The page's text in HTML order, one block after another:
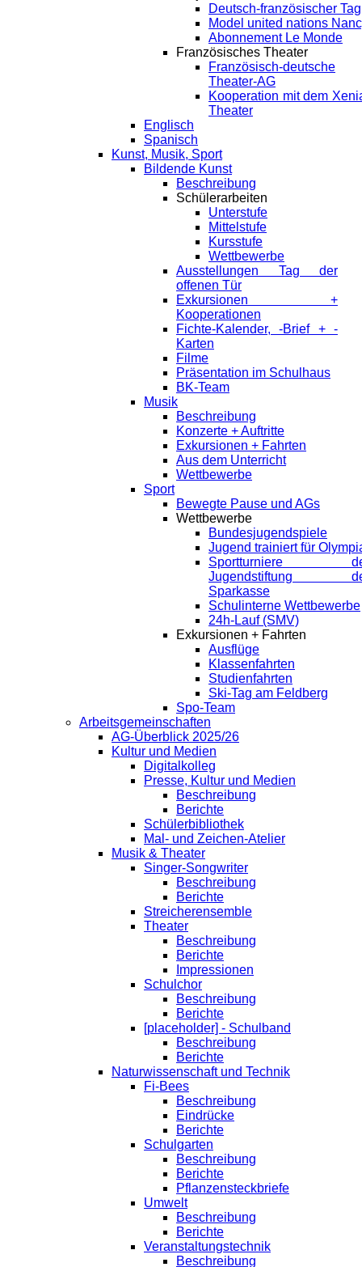
Deutsch-französischer Tag
Model united nations
Abonnement Le Monde
Französisches Theater
Französisch-deutsche
Theater-AG
Kooperation mit dem
Theater
Englisch
Spanisch
Kunst, Musik, Sport
Bildende Kunst
Beschreibung
Schülerarbeiten
Unterstufe
Mittelstufe
Kursstufe
Wettbewerbe
Ausstellungen Tag der
offenen Tür
Exkursionen +
Kooperationen
Fichte-Kalender, -Brief + -
Karten
Filme
Präsentation im Schulhaus
BK-Team
Musik
Beschreibung
Konzerte + Auftritte
Exkursionen + Fahrten
Aus dem Unterricht
Wettbewerbe
Sport
Bewegte Pause und AGs
Wettbewerbe
Bundesjugendspiele
Jugend trainiert für
Sportturniere
Jugendstiftung
Sparkasse
Schulinterne Wettbewerbe
24h-Lauf (SMV)
Exkursionen + Fahrten
Ausflüge
Klassenfahrten
Studienfahrten
Ski-Tag am Feldberg
Spo-Team
Arbeitsgemeinschaften
AG-Überblick 2025/26
Kultur und Medien
Digitalkolleg
Presse, Kultur und Medien
Beschreibung
Berichte
Schülerbibliothek
Mal- und Zeichen-Atelier
Musik & Theater
Singer-Songwriter
Beschreibung
Berichte
Streicherensemble
Theater
Beschreibung
Berichte
Impressionen
Schulchor
Beschreibung
Berichte
[placeholder] - Schulband
Beschreibung
Berichte
Naturwissenschaft und Technik
Fi-Bees
Beschreibung
Eindrücke
Berichte
Schulgarten
Beschreibung
Berichte
Pflanzensteckbriefe
Umwelt
Beschreibung
Berichte
Veranstaltungstechnik
Beschreibung